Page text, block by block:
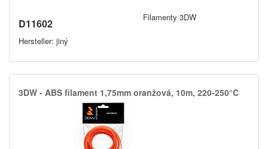
D11602
Hersteller: jiný
Filamenty 3DW
3DW -​ ABS filament 1,​75mm oranžová,​ 10m,​ 220-250°C